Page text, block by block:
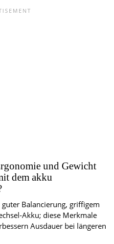
und Gewicht
dem akku
Balancierung, griffigem
Akku; diese Merkmale
Ausdauer bei längeren